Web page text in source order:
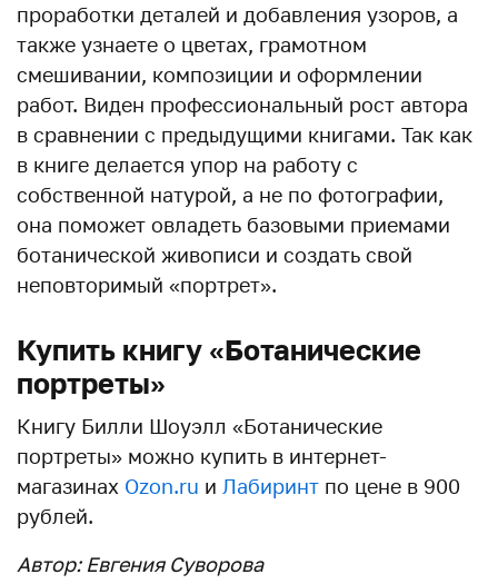
проработки деталей и добавления узоров, а
также узнаете о цветах, грамотном
смешивании, композиции и оформлении
работ. Виден профессиональный рост автора
в сравнении с предыдущими книгами. Так как
в книге делается упор на работу с
собственной натурой, а не по фотографии,
она поможет овладеть базовыми приемами
ботанической живописи и создать свой
неповторимый «портрет».
Купить книгу «Ботанические
портреты»
Книгу Билли Шоуэлл «Ботанические
портреты» можно купить в интернет-
магазинах Ozon.ru и Лабиринт по цене в 900
рублей.
Автор: Евгения Суворова